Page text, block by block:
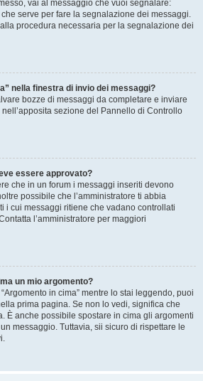
vai al messaggio che vuoi segnalare:
serve per fare la segnalazione dei messaggi.
procedura necessaria per la segnalazione dei
nella finestra di invio dei messaggi?
bozze di messaggi da completare e inviare
sezione del Pannello di Controllo
essere approvato?
che in un forum i messaggi inseriti devono
possibile che l’amministratore ti abbia
i cui messaggi ritiene che vadano controllati
l’amministratore per maggiori
un mio argomento?
in cima” mentre lo stai leggendo, puoi
prima pagina. Se non lo vedi, significa che
È anche possibile spostare in cima gli argomenti
messaggio. Tuttavia, sii sicuro di rispettare le